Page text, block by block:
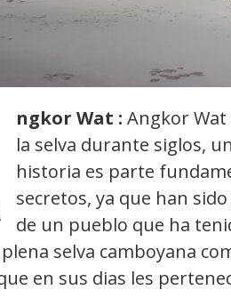
ngkor Wat : Angkor
la selva durante siglos,
historia es parte
secretos, ya que han
de un pueblo que ha
selva camboyana
en sus dias les